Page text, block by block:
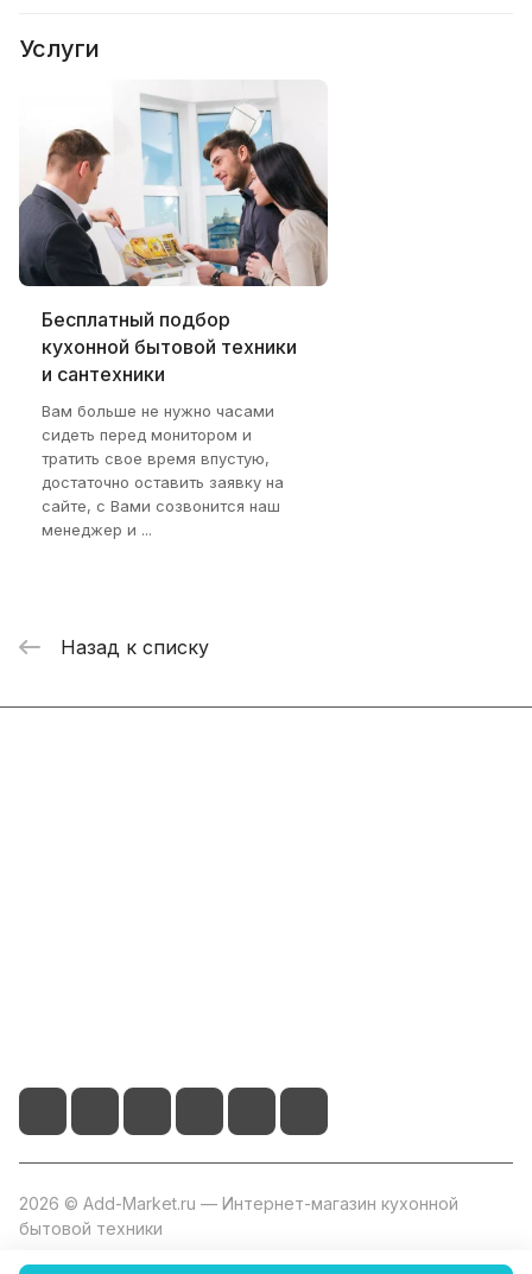
Услуги
Бесплатный подбор
кухонной бытовой техники
и сантехники
Вам больше не нужно часами
сидеть перед монитором и
тратить свое время впустую,
достаточно оставить заявку на
сайте, с Вами созвонится наш
менеджер и ...
Назад к списку
2026 © Add-Market.ru — Интернет-магазин кухонной
бытовой техники